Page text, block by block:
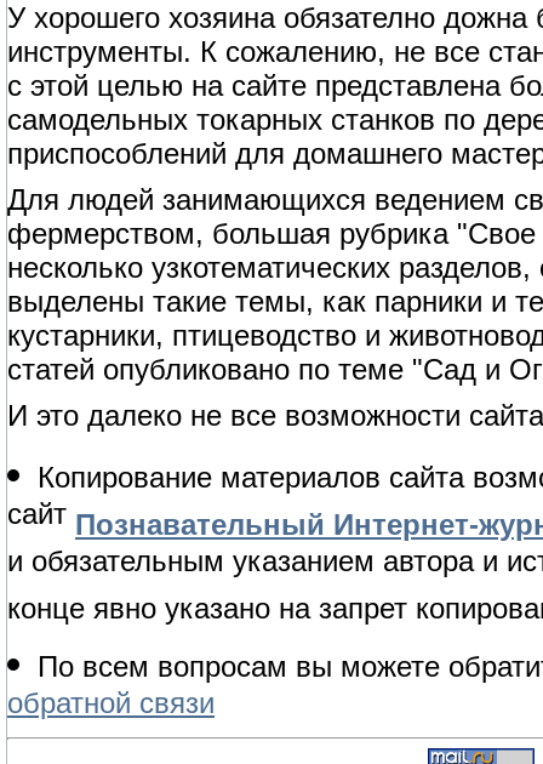
У хорошего хозяина обязателно
инструменты. К сожалению, не все
с этой целью на сайте представлена
самодельных токарных станков по
приспособлений для домашнего
Для людей занимающихся ведением
фермерством, большая рубрика "Свое
несколько узкотематических
выделены такие темы, как парники и
кустарники, птицеводство и
статей опубликовано по теме "Сад и
И это далеко не все возможности
Копирование материалов сайта
сайт Познавательный Интернет-
и обязательным указанием автора и
конце явно указано на запрет
По всем вопросам вы можете
обратной связи